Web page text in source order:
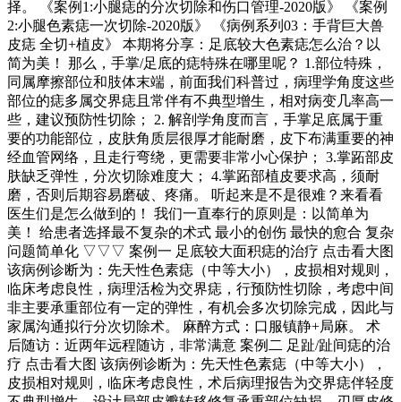
择。 《案例1:小腿痣的分次切除和伤口管理-2020版》 《案例
2:小腿色素痣一次切除-2020版》 《病例系列03：手背巨大兽
皮痣 全切+植皮》 本期将分享：足底较大色素痣怎么治？以
简为美！ 那么，手掌/足底的痣特殊在哪里呢？ 1.部位特殊，
同属摩擦部位和肢体末端，前面我们科普过，病理学角度这些
部位的痣多属交界痣且常伴有不典型增生，相对病变几率高一
些，建议预防性切除； 2. 解剖学角度而言，手掌足底属于重
要的功能部位，皮肤角质层很厚才能耐磨，皮下布满重要的神
经血管网络，且走行弯绕，更需要非常小心保护； 3.掌跖部皮
肤缺乏弹性，分次切除难度大； 4.掌跖部植皮要求高，须耐
磨，否则后期容易磨破、疼痛。 听起来是不是很难？来看看
医生们是怎么做到的！ 我们一直奉行的原则是：以简单为
美！ 给患者选择最不复杂的术式 最小的创伤 最快的愈合 复杂
问题简单化 ▽▽▽ 案例一 足底较大面积痣的治疗 点击看大图
该病例诊断为：先天性色素痣（中等大小），皮损相对规则，
临床考虑良性，病理活检为交界痣，行预防性切除，考虑中间
非主要承重部位有一定的弹性，有机会多次切除完成，因此与
家属沟通拟行分次切除术。 麻醉方式：口服镇静+局麻。 术
后随访：近两年远程随访，非常满意 案例二 足趾/趾间痣的治
疗 点击看大图 该病例诊断为：先天性色素痣（中等大小），
皮损相对规则，临床考虑良性，术后病理报告为交界痣伴轻度